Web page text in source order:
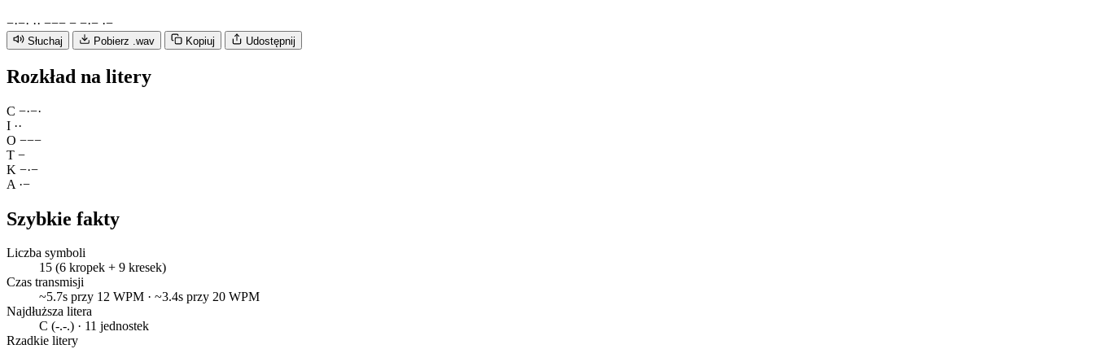
−·−· ·· −−− − −·− ·−
Słuchaj Pobierz .wav Kopiuj Udostępnij
Rozkład na litery
C −·−·
I ··
O −−−
T −
K −·−
A ·−
Szybkie fakty
Liczba symboli
15 (6 kropek + 9 kresek)
Czas transmisji
~5.7s przy 12 WPM · ~3.4s przy 20 WPM
Najdłuższa litera
C (-.-.) · 11 jednostek
Rzadkie litery